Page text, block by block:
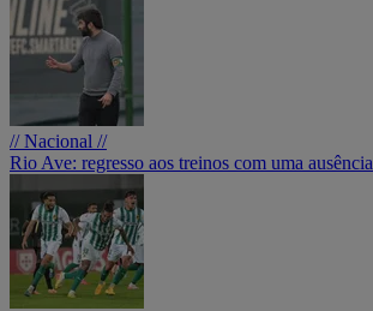
// Nacional //
Rio Ave: regresso aos treinos com uma ausência